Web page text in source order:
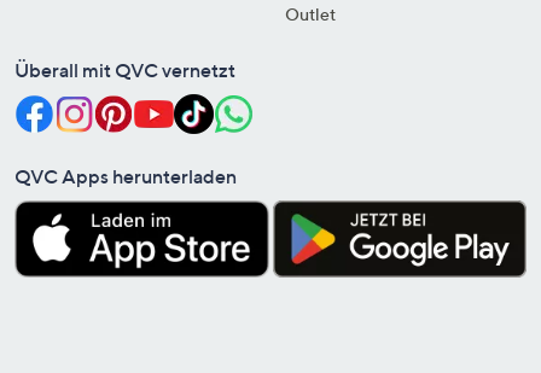
Outlet
Überall mit QVC vernetzt
QVC Apps herunterladen